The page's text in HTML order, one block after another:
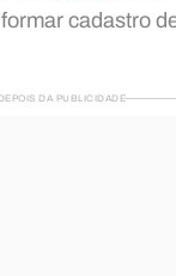
cadastro
DA PUBLICIDADE